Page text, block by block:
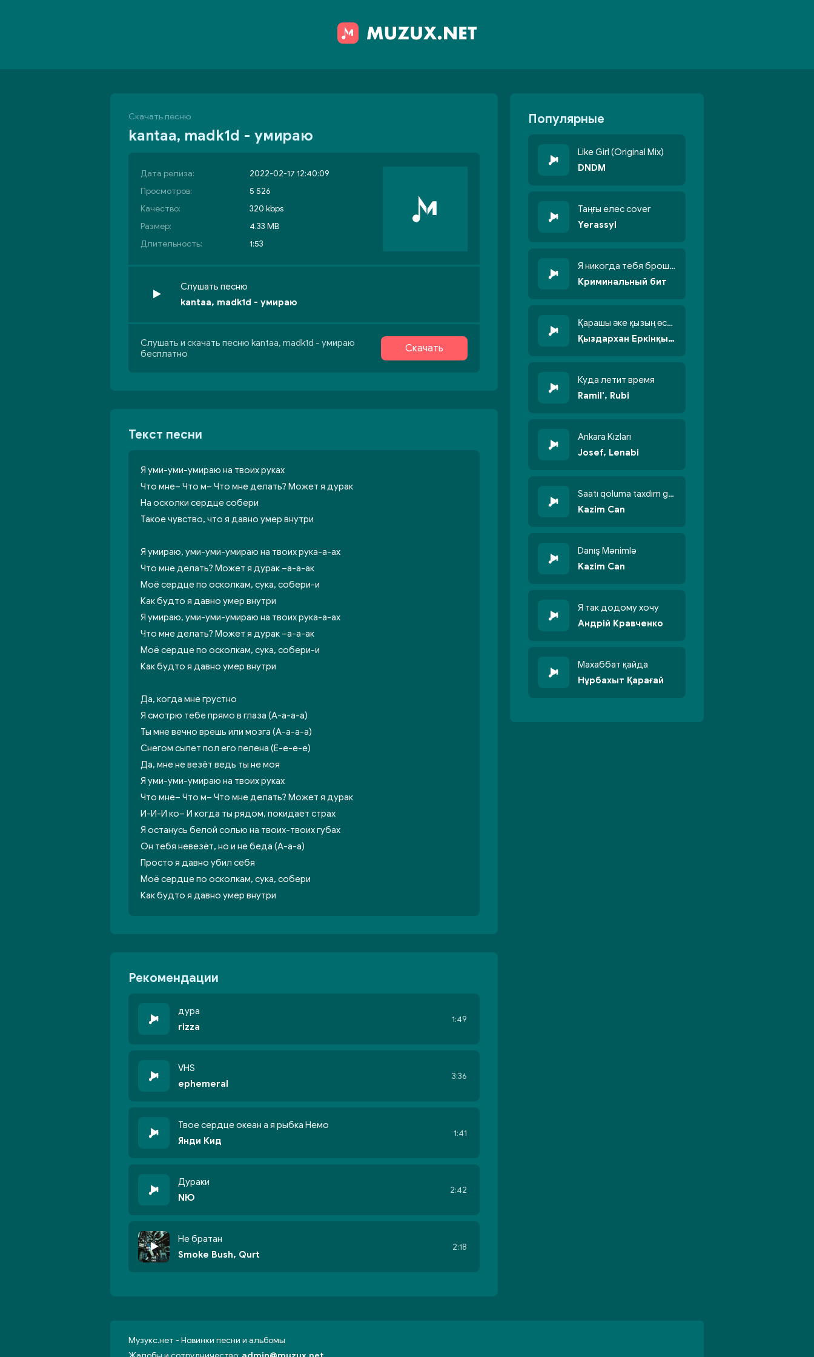
Скачать песню
kantaa, madk1d - умираю
Дата релиза:
2022-02-17 12:40:09
Просмотров:
5 526
Качество:
320 kbps
Размер:
4.33 MB
Длительность:
1:53
Слушать песню
kantaa, madk1d - умираю
Слушать и скачать песню kantaa, madk1d - умираю
бесплатно
Скачать
Текст песни
Я уми-уми-умираю на твоих руках
Что мне– Что м– Что мне делать? Может я дурак
На осколки сердце собери
Такое чувство, что я давно умер внутри
Я умираю, уми-уми-умираю на твоих рука-а-ах
Что мне делать? Может я дурак –а-а-ак
Моё сердце по осколкам, сука, собери-и
Как будто я давно умер внутри
Я умираю, уми-уми-умираю на твоих рука-а-ах
Что мне делать? Может я дурак –а-а-ак
Моё сердце по осколкам, сука, собери-и
Как будто я давно умер внутри
Да, когда мне грустно
Я смотрю тебе прямо в глаза (А-а-а-а)
Ты мне вечно врешь или мозга (А-а-а-а)
Снегом сыпет пол его пелена (Е-е-е-е)
Да, мне не везёт ведь ты не моя
Я уми-уми-умираю на твоих руках
Что мне– Что м– Что мне делать? Может я дурак
И-И-И ко– И когда ты рядом, покидает страх
Я останусь белой солью на твоих-твоих губах
Он тебя невезёт, но и не беда (А-а-а)
Просто я давно убил себя
Моё сердце по осколкам, сука, собери
Как будто я давно умер внутри
Рекомендации
дура
rizza
1:49
VHS
ephemeral
3:36
Твое сердце океан а я рыбка Немо
Янди Кид
1:41
Дураки
NЮ
2:42
Не братан
Smoke Bush, Qurt
2:18
Популярные
Like Girl (Original Mix)
DNDM
Таңғы елес cover
Yerassyl
Я никогда тебя брошу никогда не кину
Криминальный бит
Қарашы әке қызың өсті бойжеттіп
Қыздархан Еркінқызы
Куда летит время
Ramil', Rubi
Ankara Kızları
Josef, Lenabi
Saatı qoluma taxdım göyün üzünə qalxdım
Kazim Can
Danış Mənimlə
Kazim Can
Я так додому хочу
Андрій Кравченко
Махаббат қайда
Нұрбахыт Қарағай
Музукс.нет - Новинки песни и альбомы